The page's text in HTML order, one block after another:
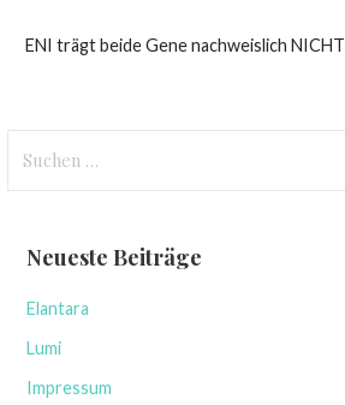
ENI trägt beide Gene nachweislich NICHT
nach:
Neueste Beiträge
Elantara
Lumi
Impressum